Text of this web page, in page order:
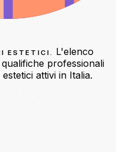
ESTETICI.
L'elenco
professionali
attivi in Italia.